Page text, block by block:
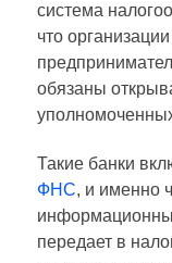
система
что
обязаны
Такие банки
ФНС, и именно
передает в